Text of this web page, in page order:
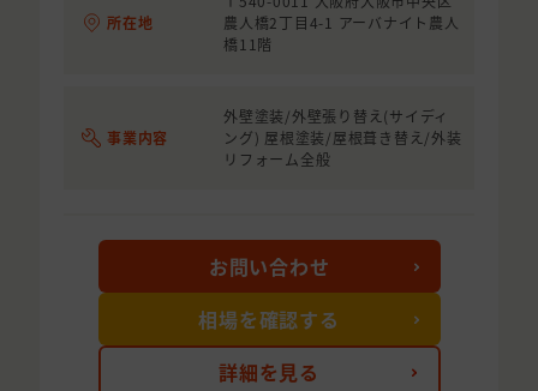
所在地
農人橋2丁目4-1 アーバナイト農人
橋11階
事業内容
外壁塗装/外壁張り替え(サイディ
ング) 屋根塗装/屋根葺き替え/外装
リフォーム全般
詳細を見る
お問い合わせ
相場を確認する